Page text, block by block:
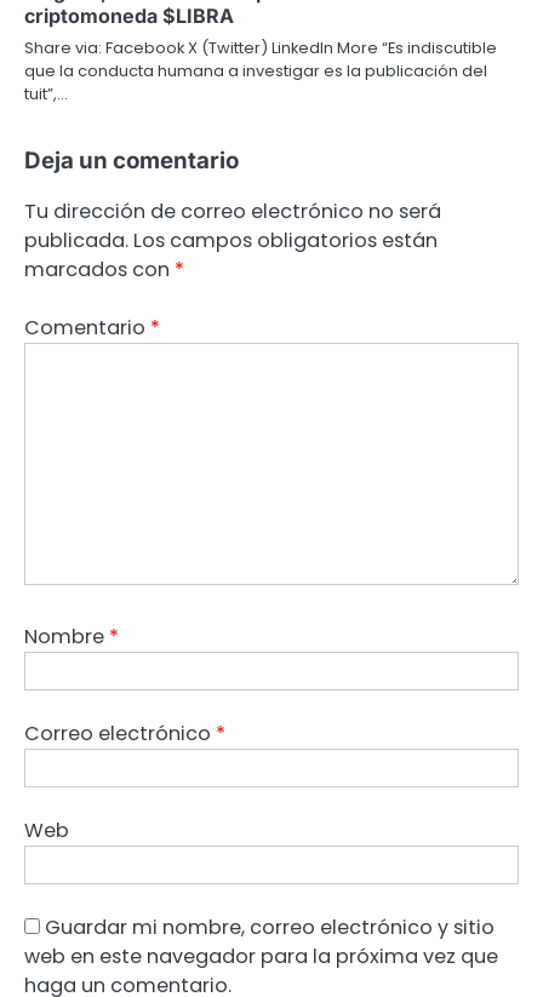
criptomoneda $LIBRA
Share via: Facebook X (Twitter) LinkedIn More “Es indiscutible
que la conducta humana a investigar es la publicación del
tuit”,…
Deja un comentario
Tu dirección de correo electrónico no será
publicada. Los campos obligatorios están
marcados con *
Comentario *
Nombre *
Correo electrónico *
Web
Guardar mi nombre, correo electrónico y sitio
web en este navegador para la próxima vez que
haga un comentario.